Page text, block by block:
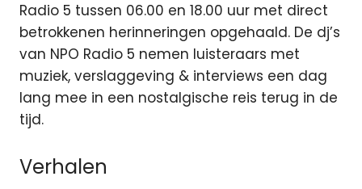
Radio 5 tussen 06.00 en 18.00 uur met direct
betrokkenen herinneringen opgehaald. De dj’s
van NPO Radio 5 nemen luisteraars met
muziek, verslaggeving & interviews een dag
lang mee in een nostalgische reis terug in de
tijd.
Verhalen